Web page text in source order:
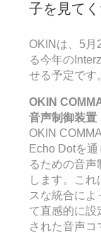
子を見て
OKINは、5月
る今年の
せる予定です
OKIN
音声制御装置
OKIN
Echo Dotを
るための音声
します。こ
スな統合によ
て直感的に設
された音声コ